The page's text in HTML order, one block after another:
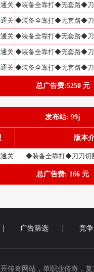
关
关
关
关
关
总广告费:5250 元
发布站: 99j
版本
关 ◆装备全靠打◆刀刀
总广告费: 166 元
广告筛选 竞
传奇网站，单职业传奇，